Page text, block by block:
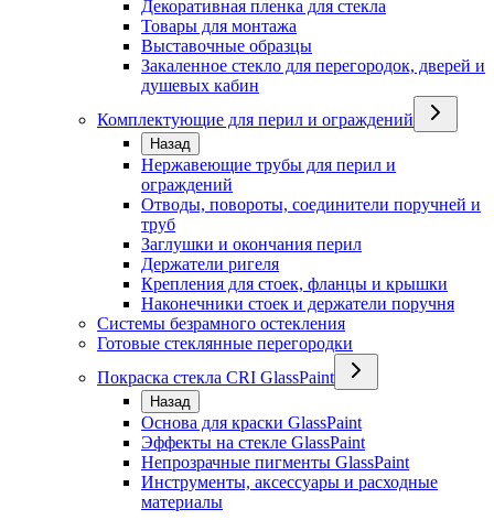
Декоративная пленка для стекла
Товары для монтажа
Выставочные образцы
Закаленное стекло для перегородок, дверей и
душевых кабин
Комплектующие для перил и ограждений
Назад
Нержавеющие трубы для перил и
ограждений
Отводы, повороты, соединители поручней и
труб
Заглушки и окончания перил
Держатели ригеля
Крепления для стоек, фланцы и крышки
Наконечники стоек и держатели поручня
Системы безрамного остекления
Готовые стеклянные перегородки
Покраска стекла CRI GlassPaint
Назад
Основа для краски GlassPaint
Эффекты на стекле GlassPaint
Непрозрачные пигменты GlassPaint
Инструменты, аксессуары и расходные
материалы